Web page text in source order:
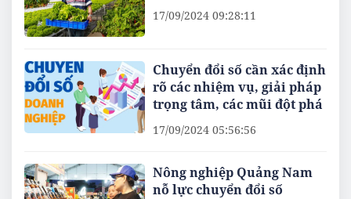
17/09/2024 09:28:11
Chuyển đổi số cần xác định
rõ các nhiệm vụ, giải pháp
trọng tâm, các mũi đột phá
17/09/2024 05:56:56
Nông nghiệp Quảng Nam
nỗ lực chuyển đổi số